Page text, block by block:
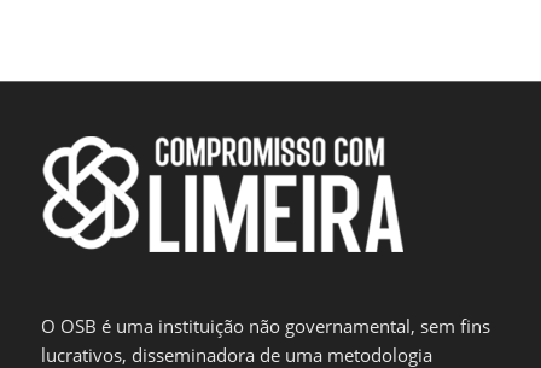
O OSB é uma instituição não governamental, sem fins
lucrativos, disseminadora de uma metodologia